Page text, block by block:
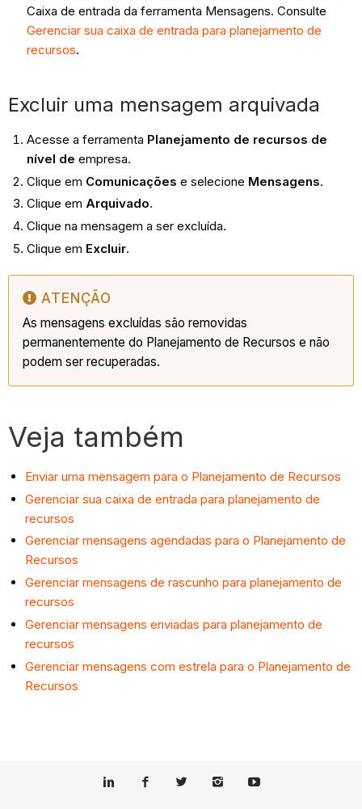
Caixa de entrada da ferramenta Mensagens. Consulte
Gerenciar sua caixa de entrada para planejamento de
recursos.
Excluir uma mensagem arquivada
Acesse a ferramenta Planejamento de recursos de
nível de empresa.
Clique em Comunicações e selecione Mensagens.
Clique em Arquivado.
Clique na mensagem a ser excluída.
Clique em Excluir.
ATENÇÃO
As mensagens excluídas são removidas
permanentemente do Planejamento de Recursos e não
podem ser recuperadas.
Veja também
Enviar uma mensagem para o Planejamento de Recursos
Gerenciar sua caixa de entrada para planejamento de
recursos
Gerenciar mensagens agendadas para o Planejamento de
Recursos
Gerenciar mensagens de rascunho para planejamento de
recursos
Gerenciar mensagens enviadas para planejamento de
recursos
Gerenciar mensagens com estrela para o Planejamento de
Recursos